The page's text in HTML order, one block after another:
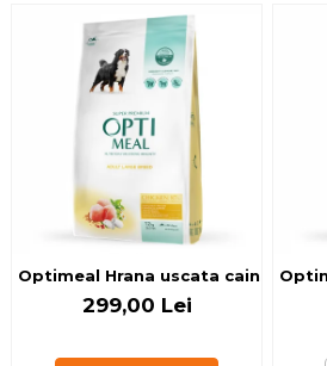
Optimeal Hrana uscata caini adulti
299,00 Lei